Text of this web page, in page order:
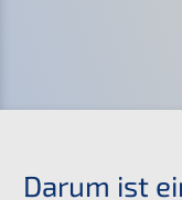
Darum ist